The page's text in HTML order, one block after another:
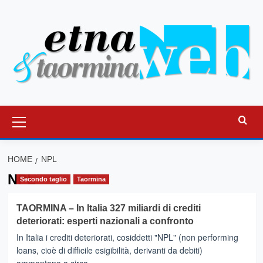
principale
HOME NPL
NPL
Secondo taglio Taormina
TAORMINA – In Italia 327 miliardi di crediti
deteriorati: esperti nazionali a confronto
In Italia i crediti deteriorati, cosiddetti "NPL" (non performing
loans, cioè di difficile esigibilità, derivanti da debiti)